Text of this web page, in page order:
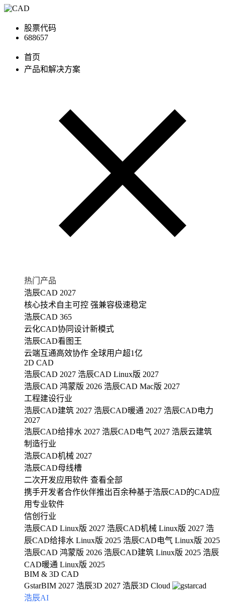
股票代码
688657
首页
产品和解决方案
热门产品
浩辰CAD 2027
核心技术自主可控 强兼容极速稳定
浩辰CAD 365
云化CAD协同设计新模式
浩辰CAD看图王
云端互通高效协作 全球用户超1亿
2D CAD
浩辰CAD 2027 浩辰CAD Linux版 2027
浩辰CAD 鸿蒙版 2026 浩辰CAD Mac版 2027
工程建设行业
浩辰CAD建筑 2027 浩辰CAD暖通 2027 浩辰CAD电力
2027
浩辰CAD给排水 2027 浩辰CAD电气 2027 浩辰云建筑
制造行业
浩辰CAD机械 2027
浩辰CAD母线槽
二次开发应用软件 查看全部
携手开发者合作伙伴推出百余种基于浩辰CAD的CAD应
用专业软件
信创行业
浩辰CAD Linux版 2027 浩辰CAD机械 Linux版 2027 浩
辰CAD给排水 Linux版 2025 浩辰CAD电气 Linux版 2025
浩辰CAD 鸿蒙版 2026 浩辰CAD建筑 Linux版 2025 浩辰
CAD暖通 Linux版 2025
BIM & 3D CAD
GstarBIM 2027 浩辰3D 2027 浩辰3D Cloud
浩辰AI